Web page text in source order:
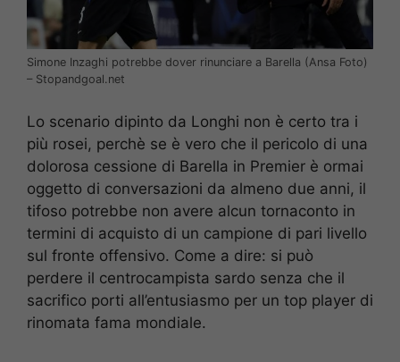
Simone Inzaghi potrebbe dover rinunciare a Barella (Ansa Foto)
– Stopandgoal.net
Lo scenario dipinto da Longhi non è certo tra i
più rosei, perchè se è vero che il pericolo di una
dolorosa cessione di Barella in Premier è ormai
oggetto di conversazioni da almeno due anni, il
tifoso potrebbe non avere alcun tornaconto in
termini di acquisto di un campione di pari livello
sul fronte offensivo. Come a dire: si può
perdere il centrocampista sardo senza che il
sacrifico porti all’entusiasmo per un top player di
rinomata fama mondiale.